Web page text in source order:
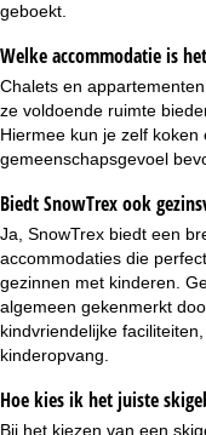
geboekt.
Welke accommodatie is
Chalets en
ze voldoende ruimte
Hiermee kun je zelf
gemeenschapsgevoel
Biedt SnowTrex ook
Ja, SnowTrex biedt een
accommodaties die
gezinnen met kinderen.
algemeen gekenmerkt
kindvriendelijke
kinderopvang.
Hoe kies ik het juiste
Bij het kiezen van een